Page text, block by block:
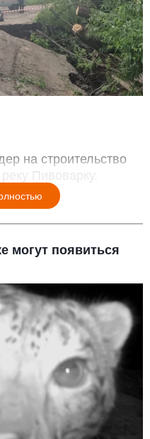
на строительство
Пивоварку.
могут появиться